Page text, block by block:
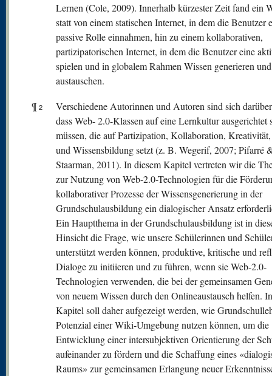
Lernen (Cole, 2009). Innerhalb kürzester Zeit fand ein
statt von einem statischen Internet, in dem die Benutzer
passive Rolle einnahmen, hin zu einem kollaborativen,
partizipatorischen Internet, in dem die Benutzer eine
spielen und in globalem Rahmen Wissen generieren und
austauschen.
¶ 2
Verschiedene Autorinnen und Autoren sind sich
dass Web- 2.0-Klassen auf eine Lernkultur ausgerichtet
müssen, die auf Partizipation, Kollaboration,
und Wissensbildung setzt (z. B. Wegerif, 2007; Pifarré
Staarman, 2011). In diesem Kapitel vertreten wir die
zur Nutzung von Web-2.0-Technologien für die
kollaborativer Prozesse der Wissensgenerierung in der
Grundschulausbildung ein dialogischer Ansatz
Ein Hauptthema in der Grundschulausbildung ist in
Hinsicht die Frage, wie unsere Schülerinnen und
unterstützt werden können, produktive, kritische und
Dialoge zu initiieren und zu führen, wenn sie Web-2.0-
Technologien verwenden, die bei der gemeinsamen
von neuem Wissen durch den Onlineaustausch helfen.
Kapitel soll daher aufgezeigt werden, wie
Potenzial einer Wiki-Umgebung nutzen können, um die
Entwicklung einer intersubjektiven Orientierung der
aufeinander zu fördern und die Schaffung eines
Raums» zur gemeinsamen Erlangung neuer